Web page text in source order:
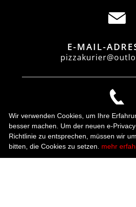
Wir verwenden Cookies, um Ihre
besser machen. Um der neuen e-
Richtlinie zu entsprechen, müssen wir
bitten, die Cookies zu setzen. mehr
E-MAIL-
TELEFON
0421 6092283
Startseite Kategorien Mein